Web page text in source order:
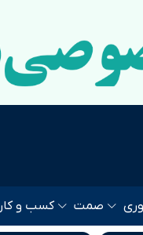
صمت کسب و کار